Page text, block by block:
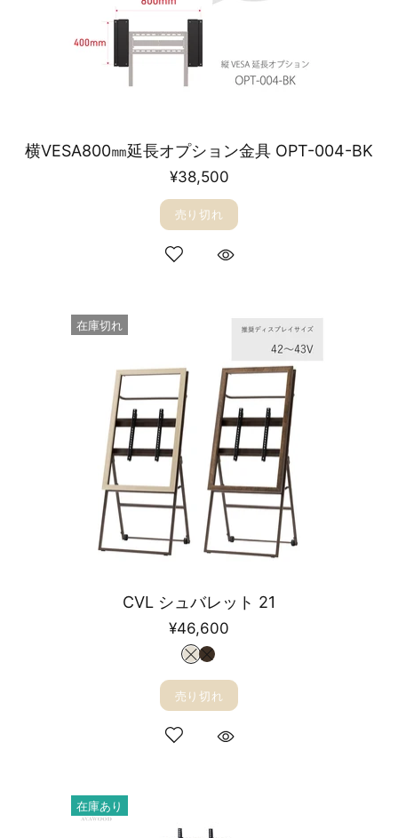
横VESA800㎜延長オプション金具 OPT-004-BK
¥38,500
売り切れ
在庫切れ
CVL シュバレット 21
¥46,600
売り切れ
在庫あり